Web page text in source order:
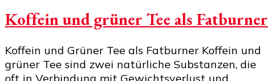
Koffein und grüner Tee als Fatburner
Koffein und Grüner Tee als Fatburner Koffein und
grüner Tee sind zwei natürliche Substanzen, die